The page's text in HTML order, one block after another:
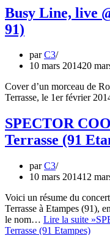
Busy Line, live
91)
parC3
10 mars 201420
Cover d’un morceau de
Terrasse, le 1er février
SPECTOR
Terrasse (91
parC3
10 mars 201412
Voici un résume du
Terrasse à Etampes (91),
le nom… Lire la suite »
Terrasse (91 Etampes)